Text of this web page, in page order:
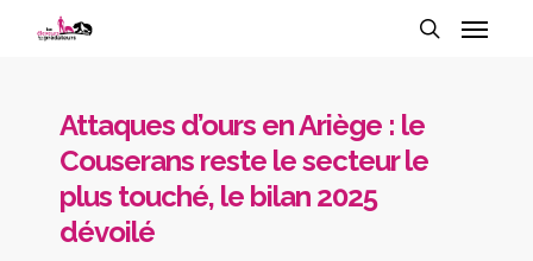
Attaques d’ours en Ariège : le
Couserans reste le secteur le
plus touché, le bilan 2025
dévoilé